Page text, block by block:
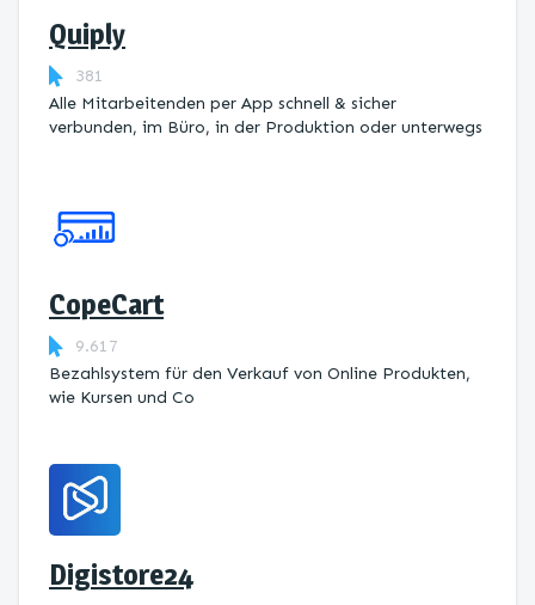
Quiply
381
Alle Mitarbeitenden per App schnell & sicher
verbunden, im Büro, in der Produktion oder unterwegs
CopeCart
9.617
Bezahlsystem für den Verkauf von Online Produkten,
wie Kursen und Co
Digistore24